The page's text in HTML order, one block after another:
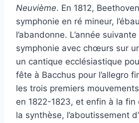
Neuvième. En 1812,
symphonie en ré mineur,
l’abandonne. L’année
symphonie avec chœurs sur
un cantique ecclésiastique
fête à Bacchus pour l’allegro
les trois premiers
en 1822-1823, et enfin à la fin
la synthèse, l’aboutissement